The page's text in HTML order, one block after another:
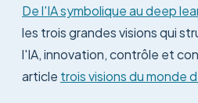
De l'IA symbolique au deep
les trois grandes visions qui
l'IA, innovation, contrôle et
article trois visions du monde